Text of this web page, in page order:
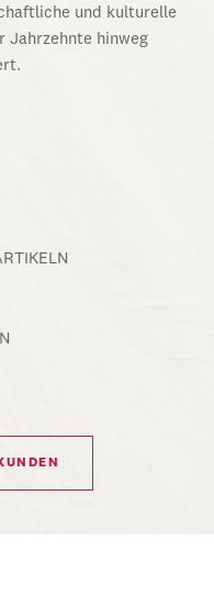
und kulturelle
Jahrzehnte hinweg